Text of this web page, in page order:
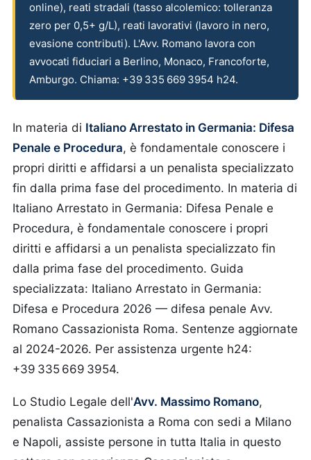
online), reati stradali (tasso alcolemico: tolleranza
zero per 0,5+ g/L), reati lavorativi (lavoro in nero,
evasione contributi). L'Avv. Romano lavora con
avvocati fiduciari a Berlino, Monaco, Francoforte,
Amburgo. Chiama: +39 335 669 3954 h24.
In materia di Italiano Arrestato in Germania: Difesa
Penale e Procedura, è fondamentale conoscere i
propri diritti e affidarsi a un penalista specializzato
fin dalla prima fase del procedimento. In materia di
Italiano Arrestato in Germania: Difesa Penale e
Procedura, è fondamentale conoscere i propri
diritti e affidarsi a un penalista specializzato fin
dalla prima fase del procedimento. Guida
specializzata: Italiano Arrestato in Germania:
Difesa e Procedura 2026 — difesa penale Avv.
Romano Cassazionista Roma. Sentenze aggiornate
al 2024-2026. Per assistenza urgente h24:
+39 335 669 3954.
Lo Studio Legale dell'Avv. Massimo Romano,
penalista Cassazionista a Roma con sedi a Milano
e Napoli, assiste persone in tutta Italia in questo